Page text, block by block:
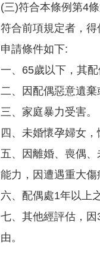
(三)符合本條例第4條
符合前項規定者，得
申請條件如下:
一、65歲以下，其
二、因配偶惡意遺棄
三、家庭暴力受害。
四、未婚懷孕婦女，
五、因離婚、喪偶
能力，因遭遇重大傷
六、配偶處1年以上
七、其他經評估，
由。